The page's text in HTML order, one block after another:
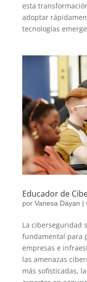
esta
adoptar
tecnologías
Educador de
por Vanesa Dayan |
La ciberseguridad
fundamental para
empresas e
las amenazas
más sofisticadas,